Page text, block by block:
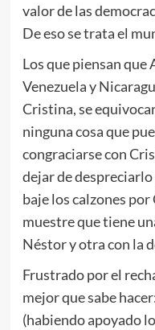
valor de las
De eso se trata el
Los que piensan
Venezuela y
Cristina, se
ninguna cosa que
congraciarse con
dejar de
baje los calzones
muestre que tiene
Néstor y otra con la
Frustrado por el
mejor que sabe
(habiendo apoyado